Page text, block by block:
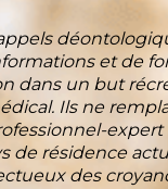
et de
dans un but
Ils ne
expert
de résidence
des